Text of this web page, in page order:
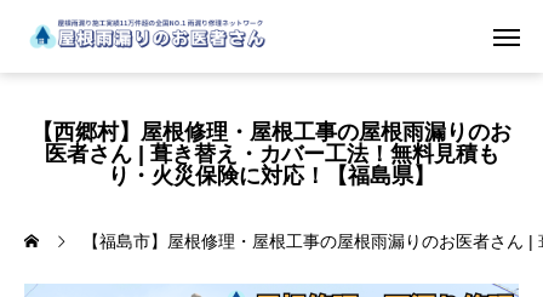
【西郷村】屋根修理・屋根工事の屋根雨漏りのお
医者さん | 葺き替え・カバー工法！無料見積も
り・火災保険に対応！【福島県】
【福島市】屋根修理・屋根工事の屋根雨漏りのお医者さん